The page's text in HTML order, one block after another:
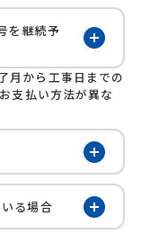
を継続予
月から工事日までの
支払い方法が異な
る場合